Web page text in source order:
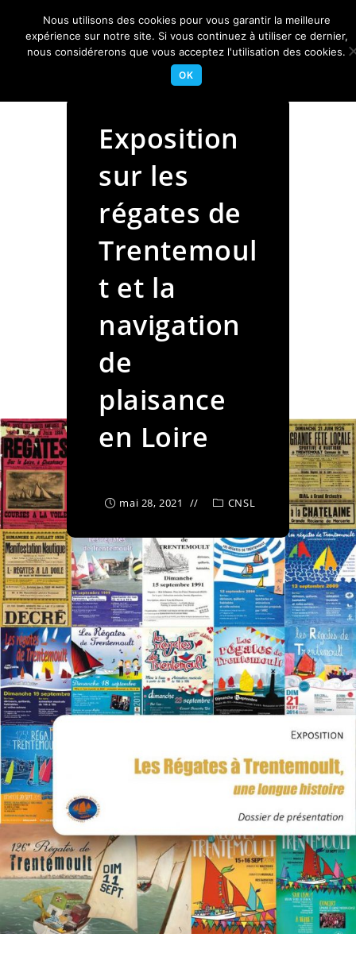
contentCentre Nautique Sèvre et Loire Menu
Exposition
sur les
régates de
Trentemoul
t et la
navigation
de
plaisance
en Loire
mai 28, 2021 CNSL
Nous utilisons des cookies pour vous garantir la meilleure
expérience sur notre site. Si vous continuez à utiliser ce dernier,
nous considérerons que vous acceptez l'utilisation des cookies.
OK